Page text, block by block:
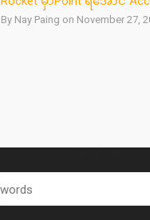
By Nay Paing on November 27,